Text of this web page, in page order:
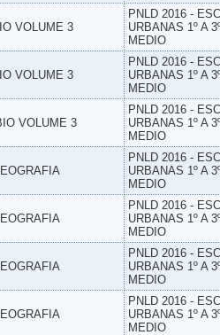
VOLUME 3
PNLD 2016 -
URBANAS 1º A
MEDIO
VOLUME 3
PNLD 2016 -
URBANAS 1º A
MEDIO
VOLUME 3
PNLD 2016 -
URBANAS 1º A
MEDIO
PNLD 2016 -
URBANAS 1º A
MEDIO
PNLD 2016 -
URBANAS 1º A
MEDIO
PNLD 2016 -
URBANAS 1º A
MEDIO
PNLD 2016 -
URBANAS 1º A
MEDIO